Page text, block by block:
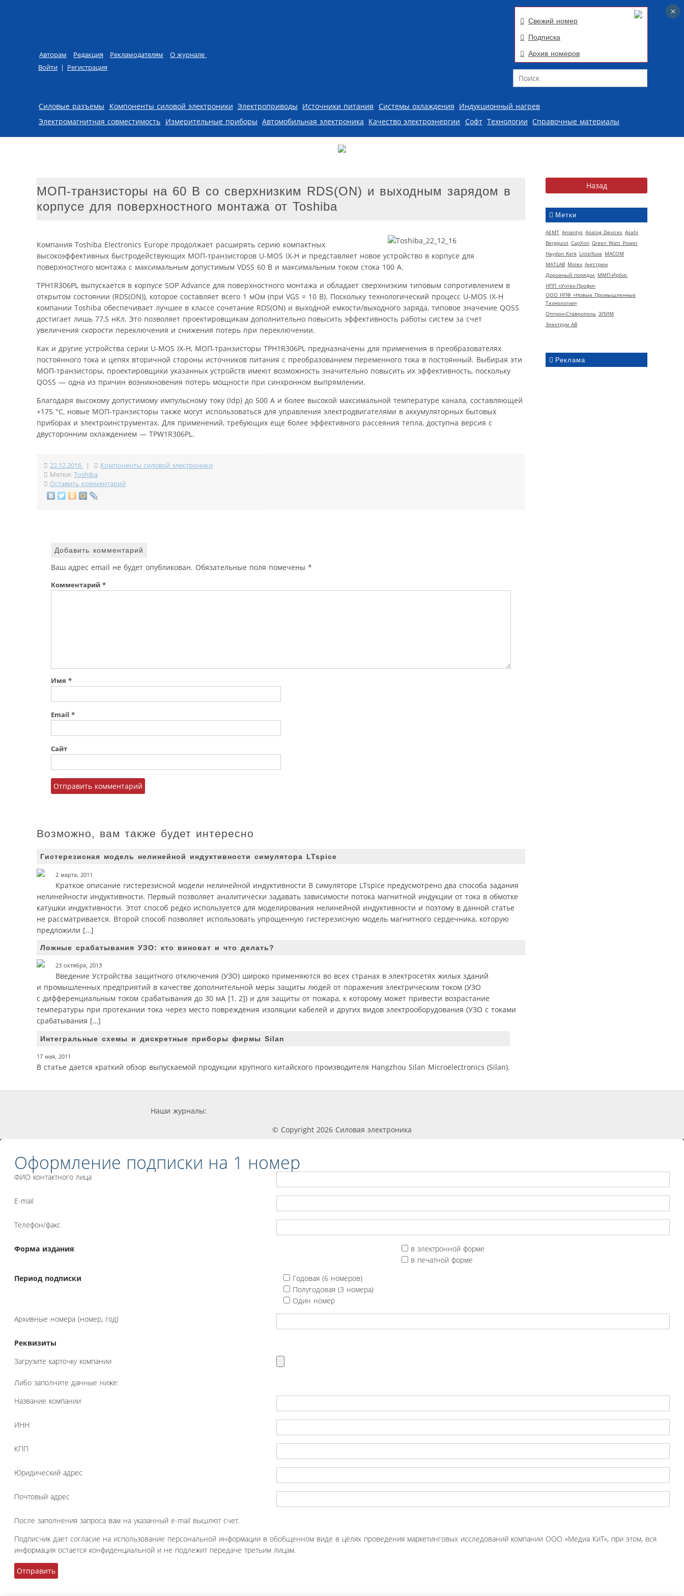
Авторам Редакция Рекламодателям
О журнале
Войти | Регистрация
Свежий номер
Подписка
Архив номеров
Поиск
Skip to content
Силовые разъемы Компоненты силовой электроники Электроприводы Источники питания Системы охлаждения Индукционный нагрев
Электромагнитная совместимость Измерительные приборы Автомобильная электроника Качество электроэнергии Софт Технологии Справочные материалы
Метки
AEMT Amantys Analog Devices Asahi
Bergquist CapXon Green Watt Power
Haydon Kerk Littelfuse MACOM
MATLAB Molex Ангстрем
Дорожный порядок ММП-Ирбис
НПП «Учтех-Профи»
ООО НПФ «Новые Промышленные
Технологии»
Оптрон-Ставрополь ЭЛИМ
Электрум АВ
Реклама
МОП-транзисторы на 60 В со сверхнизким RDS(ON) и выходным зарядом в
корпусе для поверхностного монтажа от Toshiba
Компания Toshiba Electronics Europe продолжает расширять серию компактных
высокоэффективных быстродействующих МОП-транзисторов U-MOS IX-H и представляет новое устройство в корпусе для
поверхностного монтажа с максимальным допустимым VDSS 60 В и максимальным током стока 100 А.
TPH1R306PL выпускается в корпусе SOP Advance для поверхностного монтажа и обладает сверхнизким типовым сопротивлением в
открытом состоянии (RDS(ON)), которое составляет всего 1 мОм (при VGS = 10 В). Поскольку технологический процесс U-MOS IX-H
компании Toshiba обеспечивает лучшее в классе сочетание RDS(ON) и выходной емкости/выходного заряда, типовое значение QOSS
достигает лишь 77,5 нКл. Это позволяет проектировщикам дополнительно повысить эффективность работы систем за счет
увеличения скорости переключения и снижения потерь при переключении.
Как и другие устройства серии U-MOS IX-H, МОП-транзисторы TPH1R306PL предназначены для применения в преобразователях
постоянного тока и цепях вторичной стороны источников питания с преобразованием переменного тока в постоянный. Выбирая эти
МОП-транзисторы, проектировщики указанных устройств имеют возможность значительно повысить их эффективность, поскольку
QOSS — одна из причин возникновения потерь мощности при синхронном выпрямлении.
Благодаря высокому допустимому импульсному току (Idp) до 500 А и более высокой максимальной температуре канала, составляющей
+175 °C, новые МОП-транзисторы также могут использоваться для управления электродвигателями в аккумуляторных бытовых
приборах и электроинструментах. Для применений, требующих еще более эффективного рассеяния тепла, доступна версия с
двусторонним охлаждением — TPW1R306PL.
22.12.2016 |
Компоненты силовой электроники
Метки: Toshiba
Оставить комментарий
Добавить комментарий
Ваш адрес email не будет опубликован. Обязательные поля помечены *
Комментарий *
Имя *
Email *
Сайт
Возможно, вам также будет интересно
Гистерезисная модель нелинейной индуктивности симулятора LTspice
2 марта, 2011
Краткое описание гистерезисной модели нелинейной индуктивности В симуляторе LTspice предусмотрено два способа задания
нелинейности индуктивности. Первый позволяет аналитически задавать зависимости потока магнитной индукции от тока в обмотке
катушки индуктивности. Этот способ редко используется для моделирования нелинейной индуктивности и поэтому в данной статье
не рассматривается. Второй способ позволяет использовать упрощенную гистерезисную модель магнитного сердечника, которую
предложили […]
Ложные срабатывания УЗО: кто виноват и что делать?
23 октября, 2013
Введение Устройства защитного отключения (УЗО) широко применяются во всех странах в электросетях жилых зданий
и промышленных предприятий в качестве дополнительной меры защиты людей от поражения электрическим током (УЗО
с дифференциальным током срабатывания до 30 мА [1, 2]) и для защиты от пожара, к которому может привести возрастание
температуры при протекании тока через место повреждения изоляции кабелей и других видов электрооборудования (УЗО с токами
срабатывания […]
Интегральные схемы и дискретные приборы фирмы Silan
17 мая, 2011
В статье дается краткий обзор выпускаемой продукции крупного китайского производителя Hangzhou Silan Microelectronics (Silan).
Наши журналы:
© Copyright 2026 Силовая электроника
Оформление подписки на 1 номер
ФИО контактного лица
E-mail
Телефон/факс
Форма издания:
в электронной форме
в печатной форме
Период подписки
Годовая (6 номеров)
Полугодовая (3 номера)
Один номер
Архивные номера (номер, год)
Реквизиты
Загрузите карточку компании
Либо заполните данные ниже:
Название компании
ИНН
КПП
Юридический адрес
Почтовый адрес
После заполнения запроса вам на указанный e-mail вышлют счет.
Подписчик дает согласие на использование персональной информации в обобщенном виде в целях проведения маркетинговых исследований компании ООО «Медиа КиТ», при этом, вся
информация остается конфиденциальной и не подлежит передаче третьим лицам.
×
×